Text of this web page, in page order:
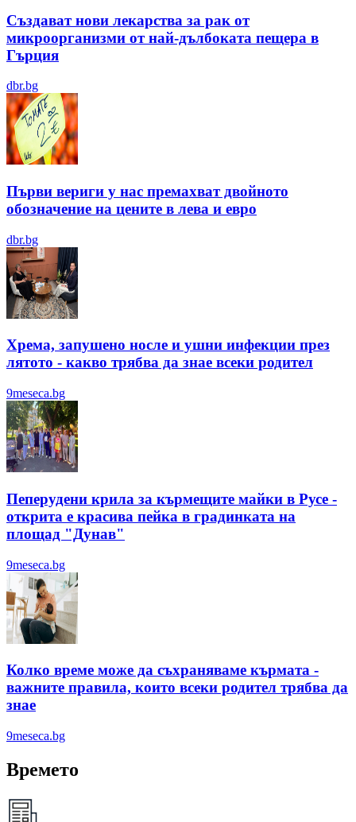
Създават нови лекарства за рак от
микроорганизми от най-дълбоката пещера в
Гърция
dbr.bg
Първи вериги у нас премахват двойното
обозначение на цените в лева и евро
dbr.bg
Хрема, запушено носле и ушни инфекции през
лятотo - какво трябва да знае всеки родител
9meseca.bg
Пеперудени крила за кърмещите майки в Русе -
открита е красива пейка в градинката на
площад "Дунав"
9meseca.bg
Колко време може да съхраняваме кърмата -
важните правила, които всеки родител трябва да
знае
9meseca.bg
Времето